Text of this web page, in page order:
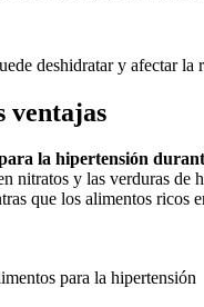
deshidratar y afectar la
ventajas
la hipertensión
nitratos y las verduras de
que los alimentos ricos
para la hipertensión